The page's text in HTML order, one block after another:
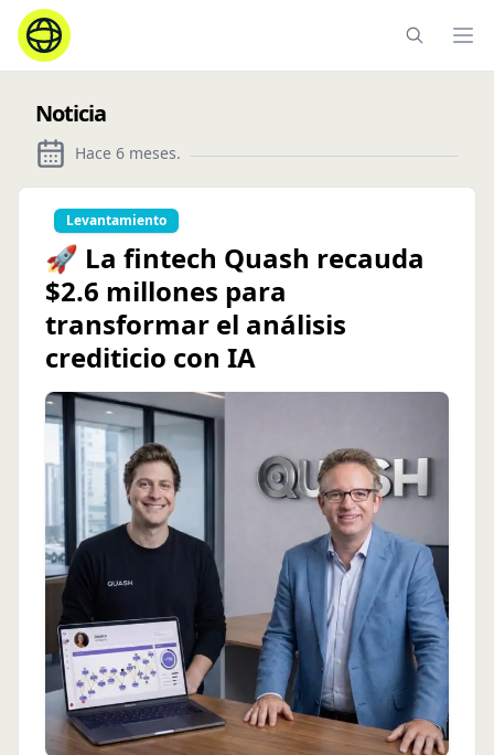
Noticia
Hace 6 meses.
Levantamiento
🚀 La fintech Quash recauda
$2.6 millones para
transformar el análisis
crediticio con IA